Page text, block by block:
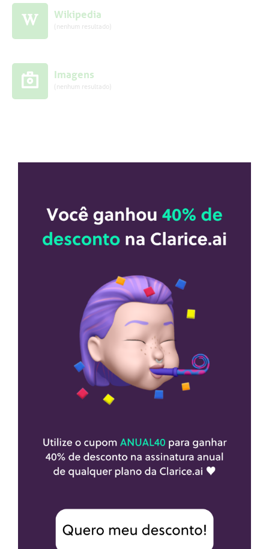
Wikipedia
(nenhum resultado)
Imagens
(nenhum resultado)